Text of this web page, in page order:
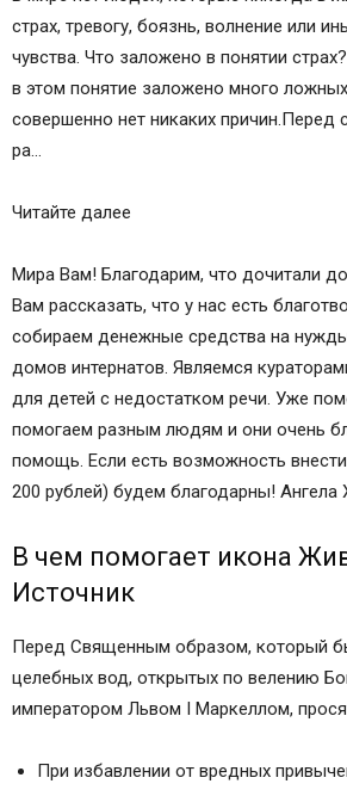
страх, тревогу, боязнь, волнение или
чувства. Что заложено в понятии
в этом понятие заложено много
совершенно нет никаких причин.Перед
ра…
Читайте далее
Мира Вам! Благодарим, что дочитали
Вам рассказать, что у нас есть
собираем денежные средства на
домов интернатов. Являемся
для детей с недостатком речи. Уже
помогаем разным людям и они очень
помощь. Если есть возможность
200 рублей) будем благодарны! Ангела
В чем помогает икона
Источник
Перед Священным образом, который
целебных вод, открытых по велению
императором Львом I Маркеллом,
При избавлении от вредных